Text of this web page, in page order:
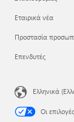
Εταιρικά νέα
Προστασία
Επενδυτές
Ελληνικά
Οι